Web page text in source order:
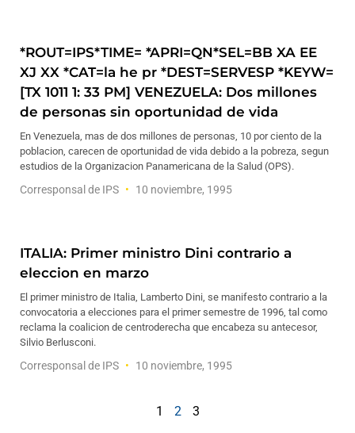
*ROUT=IPS*TIME= *APRI=QN*SEL=BB XA EE
XJ XX *CAT=la he pr *DEST=SERVESP *KEYW=
[TX 1011 1: 33 PM] VENEZUELA: Dos millones
de personas sin oportunidad de vida
En Venezuela, mas de dos millones de personas, 10 por ciento de la
poblacion, carecen de oportunidad de vida debido a la pobreza, segun
estudios de la Organizacion Panamericana de la Salud (OPS).
Corresponsal de IPS 10 noviembre, 1995
ITALIA: Primer ministro Dini contrario a
eleccion en marzo
El primer ministro de Italia, Lamberto Dini, se manifesto contrario a la
convocatoria a elecciones para el primer semestre de 1996, tal como
reclama la coalicion de centroderecha que encabeza su antecesor,
Silvio Berlusconi.
Corresponsal de IPS 10 noviembre, 1995
1 2 3